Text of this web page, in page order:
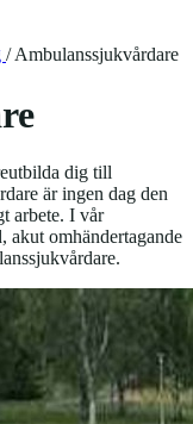
/Ambulanssjukvårdare
dig till
är ingen dag den
arbete. I vår
omhändertagande